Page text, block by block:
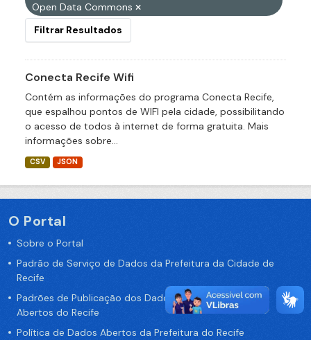
Open Data Commons
Filtrar Resultados
Conecta Recife Wifi
Contém as informações do programa Conecta Recife,
que espalhou pontos de WIFI pela cidade, possibilitando
o acesso de todos à internet de forma gratuita. Mais
informações sobre...
CSV JSON
O Portal
Sobre o Portal
Padrão de Serviço de Dados da Prefeitura da Cidade de
Recife
Padrões de Publicação dos Dados no Portal de Dados
Abertos do Recife
Política de Dados Abertos da Prefeitura do Recife